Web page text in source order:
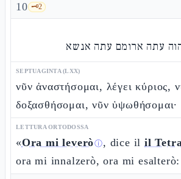
10 🗝️2
עתה ארומם עתה אנשא
SEPTUAGINTA (LXX)
νῦν ἀναστήσομαι, λέγει κύριος,
δοξασθήσομαι, νῦν ὑψωθήσομαι·
LETTURA ORTODOSSA
«Ora mi leveròⓘ, dice ilil
ora mi innalzerò, ora mi esalterò: